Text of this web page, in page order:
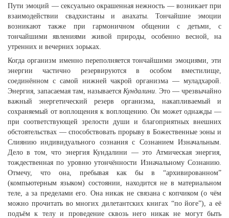
Пути эмоций — сексуально окрашенная нежность — возникает при
взаимодействии свадхистаны и анахаты. Тончайшие эмоции
возникают также при гармоничном общении с детьми, с
тончайшими явлениями живой природы, особенно весной, на
утренних и вечерних зорьках.
Когда организм именно переполняется тончайшими эмоциями, эти
энергии частично резервируются в особом вместилище,
соединённом с самой нижней чакрой организма — муладхарой.
Энергия, запасаемая там, называется Кундалини. Это — чрезвычайно
важный энергетический резерв организма, накапливаемый и
сохраняемый от воплощения к воплощению. Он может однажды —
при соответствующей зрелости души и благоприятных внешних
обстоятельствах — способствовать прорыву в Божественные эоны и
Слиянию индивидуального сознания с Сознанием Изначальным.
Дело в том, что энергия Кундалини — это Атмическая энергия,
тождественная по уровню утончённости Изначальному Сознанию.
Отмечу, что она, пребывая как бы в “архивированном”
(компьютерным языком) состоянии, находится не в материальном
теле, а за пределами его. Она никак не связана с копчиком (о чём
можно прочитать во многих дилетантских книгах “по йоге”), а её
подъём к телу и проведение сквозь него никак не могут быть